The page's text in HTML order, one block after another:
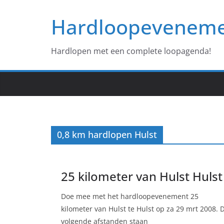
Hardlopen met een complete loopagenda!
0,8 km hardlopen Hulst
25 kilometer van Hulst Hulst
Doe mee met het hardloopevenement 25
kilometer van Hulst te Hulst op za 29 mrt 2008.
volgende afstanden staan